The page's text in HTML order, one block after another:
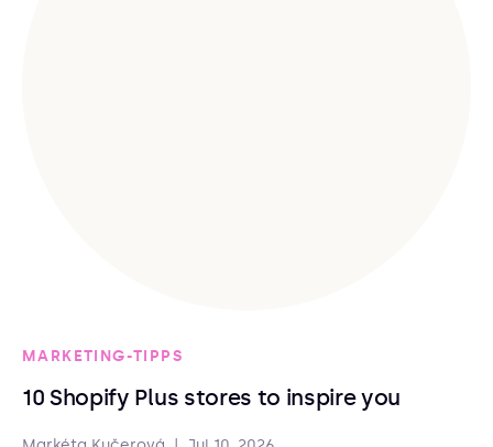
MARKETING-TIPPS
10 Shopify Plus stores to inspire you